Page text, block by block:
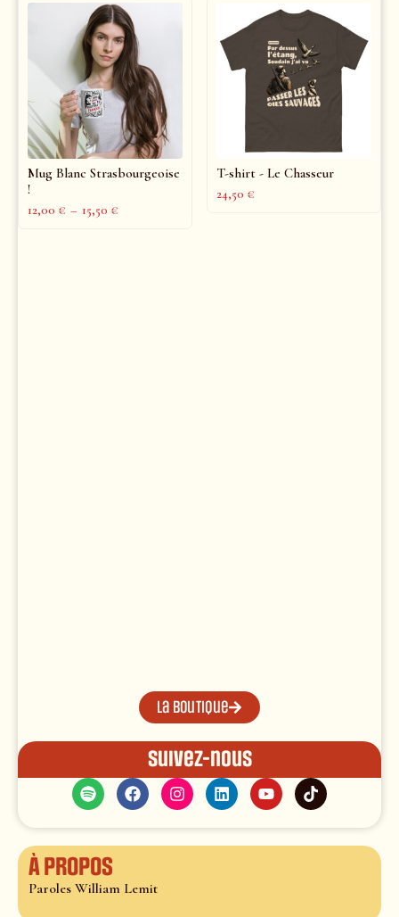
Mug Blanc Strasbourgeoise
!
12,00 € – 15,50 €
T-shirt - Le Chasseur
24,50 €
La boutique
Suivez-nous
À propos
Paroles William Lemit